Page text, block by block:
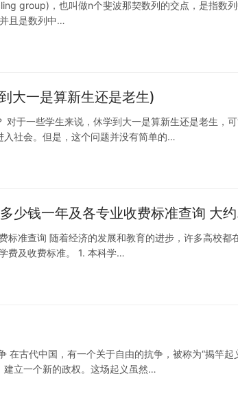
group)，也叫做n个斐波那契数列的交点，是指数
且是数列中…
大一是算新生还是老生)
对于一些学生来说，休学到大一是算新生还是老生，
入社会。但是，这个问题并没有简单的…
少钱一年及各专业收费标准查询 大
标准查询 随着经济的发展和教育的进步，许多高校都
费及收费标准。 1. 本科学…
在古代中国，有一个关于自由的抗争，被称为“揭竿
建立一个新的政权。这场起义虽然…